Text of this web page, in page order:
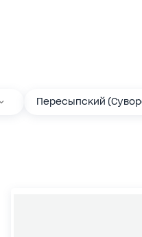
Пересыпский